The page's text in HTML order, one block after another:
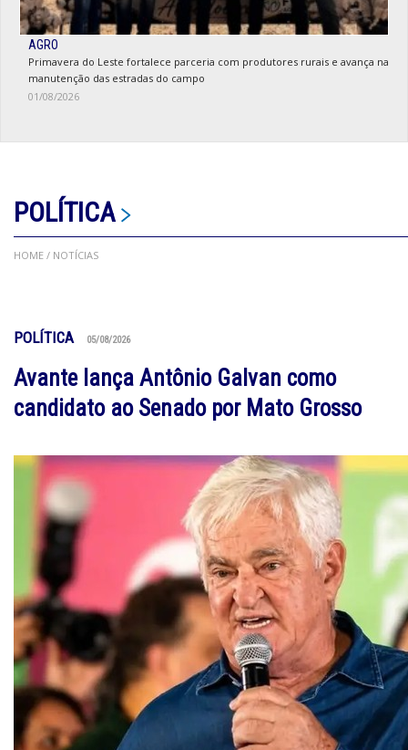
AGRO
Primavera do Leste fortalece parceria com produtores rurais e avança na
manutenção das estradas do campo
01/08/2026
POLÍTICA
HOME / NOTÍCIAS
POLÍTICA 05/08/2026
Avante lança Antônio Galvan como
candidato ao Senado por Mato Grosso